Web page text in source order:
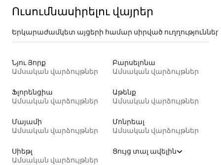
Ուսումնասիրելու վայրեր
Երկարաժամկետ այցերի համար սիրված ուղղություններ
Նյու Յորք
Ամսական վարձույթներ
Բարսելոնա
Ամսական վարձույթներ
Ֆլորենցիա
Ամսական վարձույթներ
Աթենք
Ամսական վարձույթներ
Մայամի
Ամսական վարձույթներ
Մոնրեալ
Ամսական վարձույթներ
Սիեթլ
Ամսական վարձույթներ
Ցույց տալ ավելին